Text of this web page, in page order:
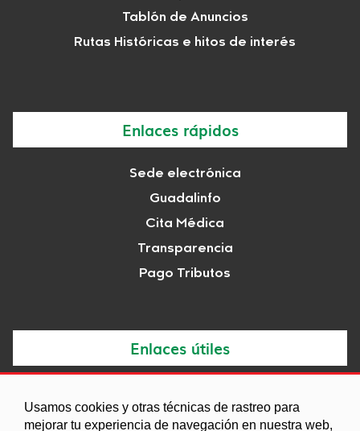
Usamos cookies y otras técnicas de rastreo para
mejorar tu experiencia de navegación en nuestra web,
Tablón de Anuncios
Rutas Históricas e hitos de interés
Enlaces rápidos
Sede electrónica
Guadalinfo
Cita Médica
Transparencia
Pago Tributos
Enlaces útiles
Agenda